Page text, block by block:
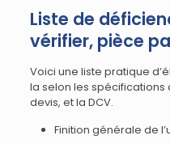
Liste de
vérifier, pièce
Voici une liste pratique
la selon les spécifications
devis, et la DCV.
Finition générale de